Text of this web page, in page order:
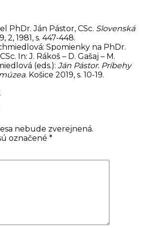
PhDr. Ján Pástor, CSc. Slovenská
2, 1981, s. 447-448.
Spomienky na PhDr.
In: J. Rákoš – D. Gašaj – M.
(eds.): Ján Pástor. Príbehy
. Košice 2019, s. 10-19.
nebude zverejnená.
označené *